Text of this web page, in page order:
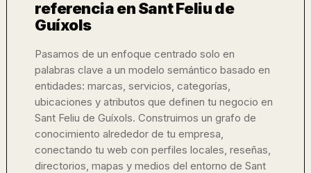
referencia en Sant Feliu de
Guíxols
Pasamos de un enfoque centrado solo en
palabras clave a un modelo semántico basado en
entidades: marcas, servicios, categorías,
ubicaciones y atributos que definen tu negocio en
Sant Feliu de Guíxols. Construimos un grafo de
conocimiento alrededor de tu empresa,
conectando tu web con perfiles locales, reseñas,
directorios, mapas y medios del entorno de Sant